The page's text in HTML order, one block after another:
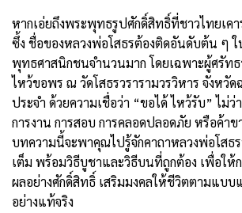
หากเอ่ยถึงพระพุทธรูปศักดิ์สิทธิ์ที่ชาวไทยเค
ซึ้ง ชื่อของหลวงพ่อโสธรต้องติดอันดับต้น ๆ ใ
พุทธศาสนิกชนจำนวนมาก โดยเฉพาะผู้ศรัทธ
ไหว้ขอพร ณ วัดโสธรวรารามวรวิหาร จังหวัด
ประจำ ด้วยความเชื่อว่า “ขอได้ ไหว้รับ” ไม่ว่
การงาน การสอบ การคลอดปลอดภัย หรือค้าข
บทความนี้จะพาคุณไปรู้จักคาถาหลวงพ่อโส
เต็ม พร้อมวิธีบูชาและวิธีบนที่ถูกต้อง เพื่อให้
ผลอย่างศักดิ์สิทธิ์ เสริมมงคลให้ชีวิตตามแบ
อย่างแท้จริง